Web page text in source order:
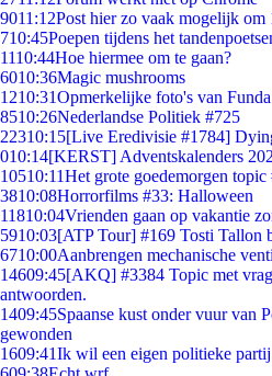
9011:12Post hier zo vaak mogelijk om
710:45Poepen tijdens het
1110:44Hoe hiermee om te gaan?
6010:36Magic mushrooms
1210:31Opmerkelijke foto's van
8510:26Nederlandse Politiek #725
22310:15[Live Eredivisie #1784]
010:14[KERST] Adventskalenders
10510:11Het grote goedemorgen topic
3810:08Horrorfilms #33: Halloween
11810:04Vrienden gaan op vakantie
5910:03[ATP Tour] #169 Tosti Tallon
6710:00Aanbrengen mechanische
14609:45[AKQ] #3384 Topic met
antwoorden.
1409:45Spaanse kust onder vuur van
gewonden
1609:41Ik wil een eigen politieke